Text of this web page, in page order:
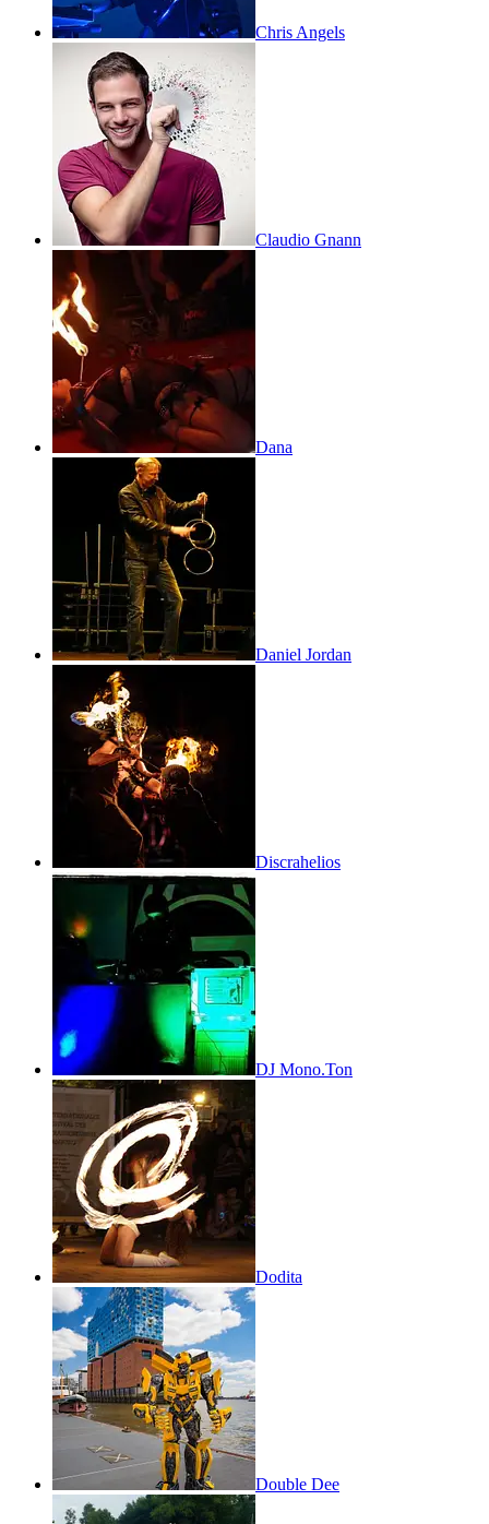
Chris Angels
Claudio Gnann
Dana
Daniel Jordan
Discrahelios
DJ Mono.Ton
Dodita
Double Dee